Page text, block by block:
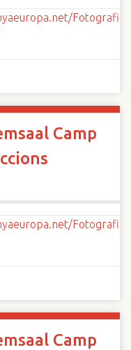
Camp
Camp